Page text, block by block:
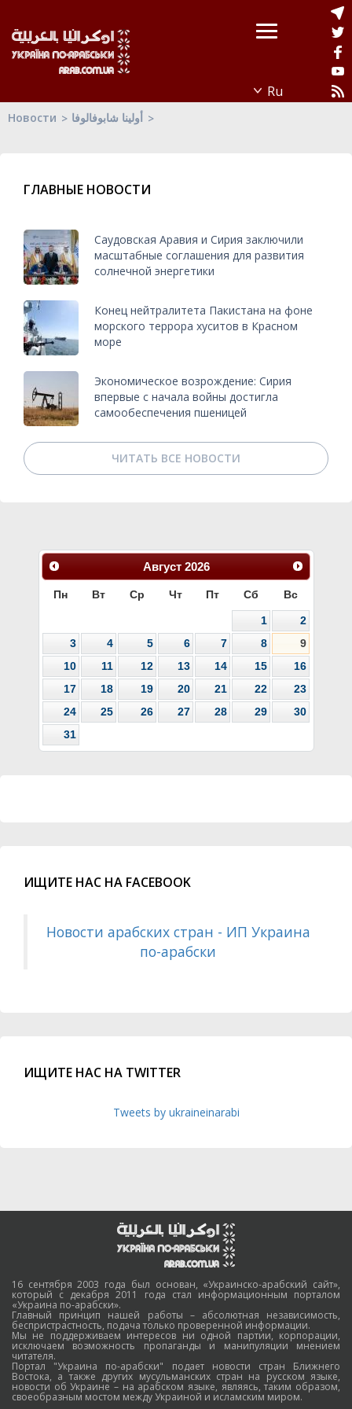
Новости أولينا شابوفالوفا
ГЛАВНЫЕ НОВОСТИ
Саудовская Аравия и Сирия заключили
масштабные соглашения для развития
солнечной энергетики
Конец нейтралитета Пакистана на фоне
морского террора хуситов в Красном
море
Экономическое возрождение: Сирия
впервые с начала войны достигла
самообеспечения пшеницей
ЧИТАТЬ ВСЕ НОВОСТИ
Август 2026
Пн Вт Ср Чт Пт Сб Вс
1
2
3
4 5 6 7 8
9
10
11 12 13 14 15
16
17
18 19 20 21 22
23
24
25 26 27 28 29
30
31
ИЩИТЕ НАС НА FACEBOOK
Новости арабских стран - ИП Украина
по-арабски
ИЩИТЕ НАС НА TWITTER
Tweets by ukraineinarabi
16 сентября 2003 года был основан, «Украинско-арабский сайт»,
который с декабря 2011 года стал информационным порталом
«Украина по-арабски».
Главный принцип нашей работы – абсолютная независимость,
беспристрастность, подача только проверенной информации.
Мы не поддерживаем интересов ни одной партии, корпорации,
исключаем возможность пропаганды и манипуляции мнением
читателя.
Портал "Украина по-арабски" подает новости стран Ближнего
Востока, а также других мусульманских стран на русском языке,
новости об Украине – на арабском языке, являясь, таким образом,
своеобразным мостом между Украиной и исламским миром.